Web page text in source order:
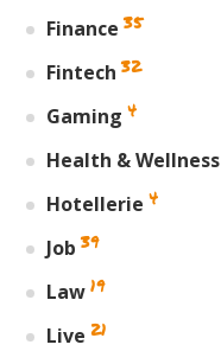
Finance 35
Fintech 32
Gaming 4
Health & Wellness
Hotellerie 4
Job 39
Law 19
Live 21